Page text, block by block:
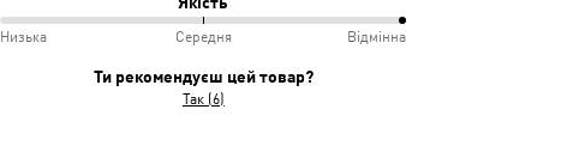
Відмінно
Незручно
100%
Низька Середня Відмінна
Ти рекомендуєш цей товар?
Так (6)